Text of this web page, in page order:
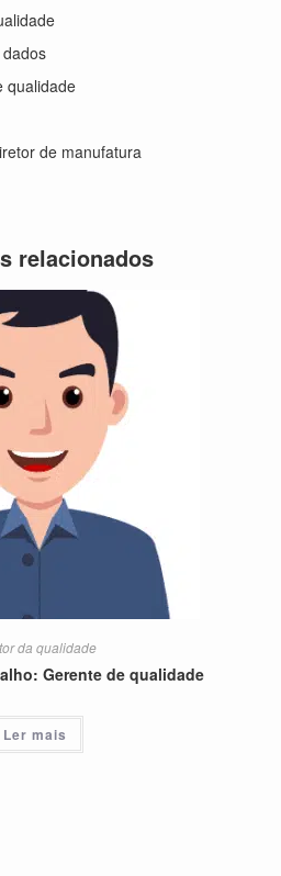
qualidade
de manufatura
relacionados
da qualidade
Gerente de qualidade
Ler mais